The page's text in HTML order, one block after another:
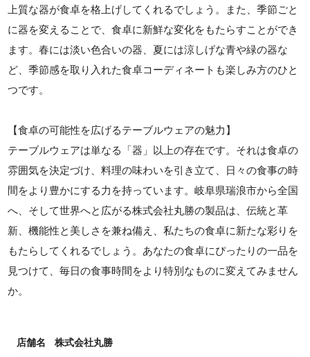
上質な器が食卓を格上げしてくれるでしょう。また、季節ごと
に器を変えることで、食卓に新鮮な変化をもたらすことができ
ます。春には淡い色合いの器、夏には涼しげな青や緑の器な
ど、季節感を取り入れた食卓コーディネートも楽しみ方のひと
つです。
【食卓の可能性を広げるテーブルウェアの魅力】
テーブルウェアは単なる「器」以上の存在です。それは食卓の
雰囲気を決定づけ、料理の味わいを引き立て、日々の食事の時
間をより豊かにする力を持っています。岐阜県瑞浪市から全国
へ、そして世界へと広がる株式会社丸勝の製品は、伝統と革
新、機能性と美しさを兼ね備え、私たちの食卓に新たな彩りを
もたらしてくれるでしょう。あなたの食卓にぴったりの一品を
見つけて、毎日の食事時間をより特別なものに変えてみません
か。
店舗名 株式会社丸勝